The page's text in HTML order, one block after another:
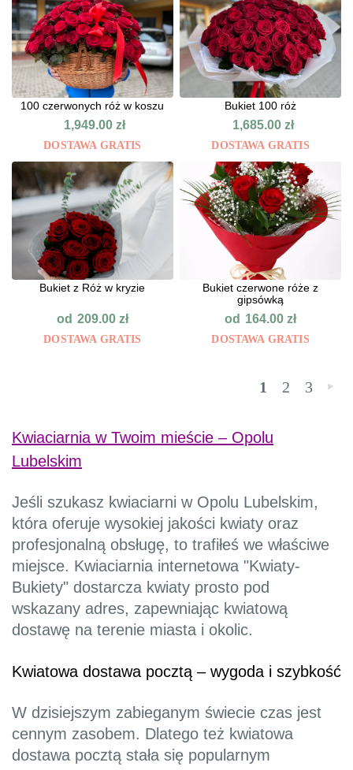
100 czerwonych róż w koszu
1,949.00zł
DOSTAWA GRATIS
Bukiet 100 róż
1,685.00 zł
DOSTAWA GRATIS
Bukiet z Róż w kryzie
od 209.00 zł
DOSTAWA GRATIS
Bukiet czerwone róże z
gipsówką
od 164.00zł
DOSTAWA GRATIS
1 2 3 »
Kwiaciarnia w Twoim mieście – Opolu
Lubelskim
Jeśli szukasz kwiaciarni w Opolu Lubelskim,
która oferuje wysokiej jakości kwiaty oraz
profesjonalną obsługę, to trafiłeś we właściwe
miejsce. Kwiaciarnia internetowa "Kwiaty-
Bukiety" dostarcza kwiaty prosto pod
wskazany adres, zapewniając kwiatową
dostawę na terenie miasta i okolic.
Kwiatowa dostawa pocztą – wygoda i szybkość
W dzisiejszym zabieganym świecie czas jest
cennym zasobem. Dlatego też kwiatowa
dostawa pocztą stała się popularnym